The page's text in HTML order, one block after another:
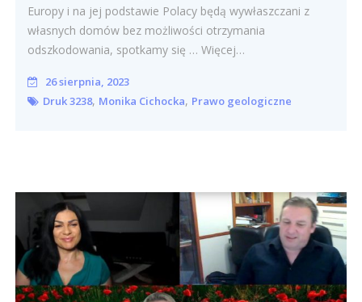
Europy i na jej podstawie Polacy będą wywłaszczani z
własnych domów bez możliwości otrzymania
odszkodowania, spotkamy się … Więcej…
26 sierpnia, 2023
Druk 3238, Monika Cichocka, Prawo geologiczne